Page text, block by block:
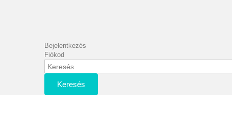
Bejelentkezés
Fiókod
Keresés